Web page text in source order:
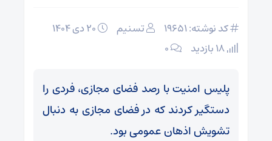
کد نوشته: 19651 تسنیم
۰
‌پلیس امنیت ‌با رصد فضای مجازی، فردی را
‌دستگیر کردند که ‌در فضای مجازی به دنبال
تشویش اذهان عمومی بود.